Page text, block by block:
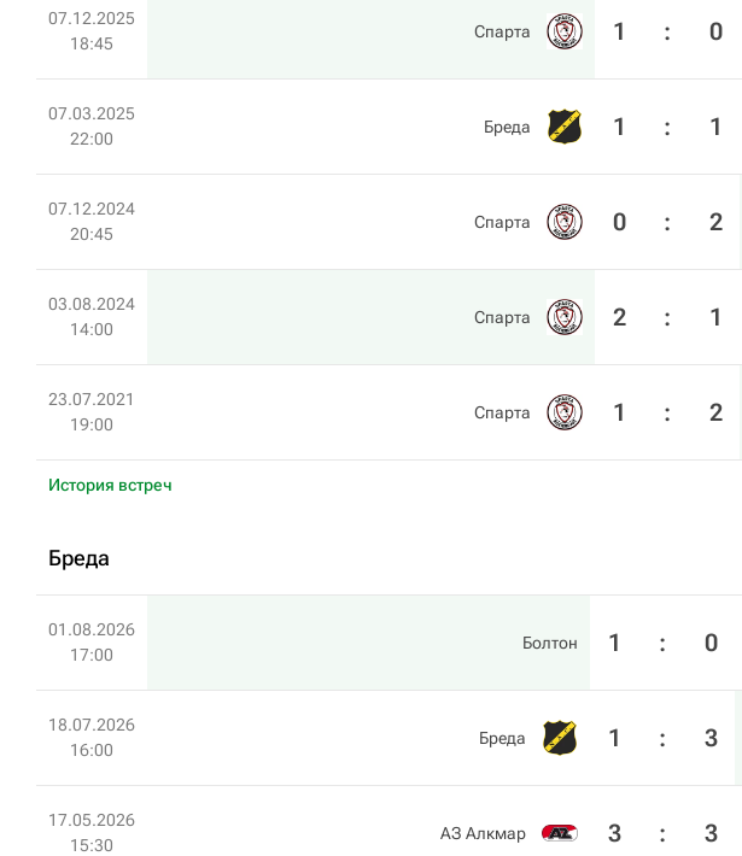
07.12.2025
18:45
Спарта 1 : 0
07.03.2025
22:00
Бреда 1 : 1
07.12.2024
20:45
Спарта 0 : 2
03.08.2024
14:00
Спарта 2 : 1
23.07.2021
19:00
Спарта 1 : 2
История встреч
Бреда
01.08.2026
17:00
Болтон 1 : 0
18.07.2026
16:00
Бреда 1 : 3
17.05.2026
15:30
АЗ Алкмар 3 : 3